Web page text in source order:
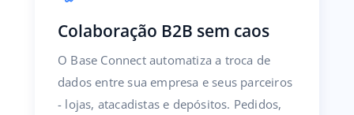
Colaboração B2B sem caos
O Base Connect automatiza a troca de
dados entre sua empresa e seus parceiros
- lojas, atacadistas e depósitos. Pedidos,